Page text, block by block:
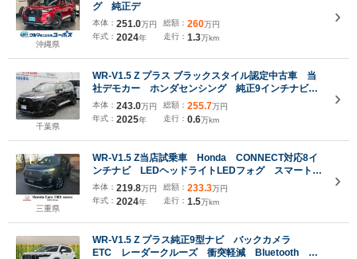
沖縄県
グ 純正デ
本体： 251.0万円
年式： 2024年
総額： 260万円
走行： 1.3万km
千葉県
WR-V1.5 Z プラス ブラックスタイル認定中古車 当
社デモカー ホンダセンシング 純正9インチナビ
純正17インチアルミ フルセグTV バックカメラ
LEDヘッドライト LEDフォグライト パドルシフト
本体： 243.0万円
年式： 2025年
総額： 255.7万円
走行： 0.6万km
三重県
WR-V1.5 Z当店試乗車 Honda CONNECT対応8イ
ンチナビ LEDヘッドライトLEDフォグ スマートキ
ー 衝突抑制ブレーキ サイドエアバック レーンキ
ープ 17インチアルミホイール コンビシート 本革
巻きステアリング
本体： 219.8万円
年式： 2024年
総額： 233.3万円
走行： 1.5万km
WR-V1.5 Z プラス純正9型ナビ バックカメラ
ETC レーダークルーズ 衝突軽減 Bluetooth